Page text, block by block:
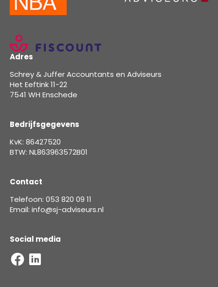
Adres
Schrey & Juffer Accountants en Adviseurs
Het Eeftink 11-22
7541 WH Enschede
Bedrijfsgegevens
KvK: 86427520
BTW: NL863963572B01
Contact
Telefoon: 053 820 09 11
Email: info@sj-adviseurs.nl
Social media